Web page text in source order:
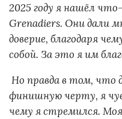
2025 году я нашёл
Grenadiers. Они дали
доверие, благодаря
собой. За это я им
Но правда в том, что
финишную черту, я
чему я стремился.